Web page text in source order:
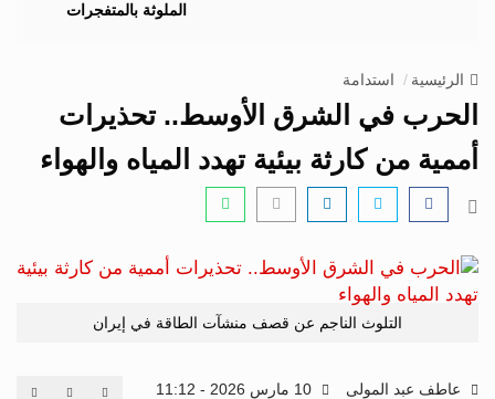
الملوثة بالمتفجرات
الرئيسية استدامة
الحرب في الشرق الأوسط.. تحذيرات
أممية من كارثة بيئية تهدد المياه والهواء
التلوث الناجم عن قصف منشآت الطاقة في إيران
عاطف عبد المولى